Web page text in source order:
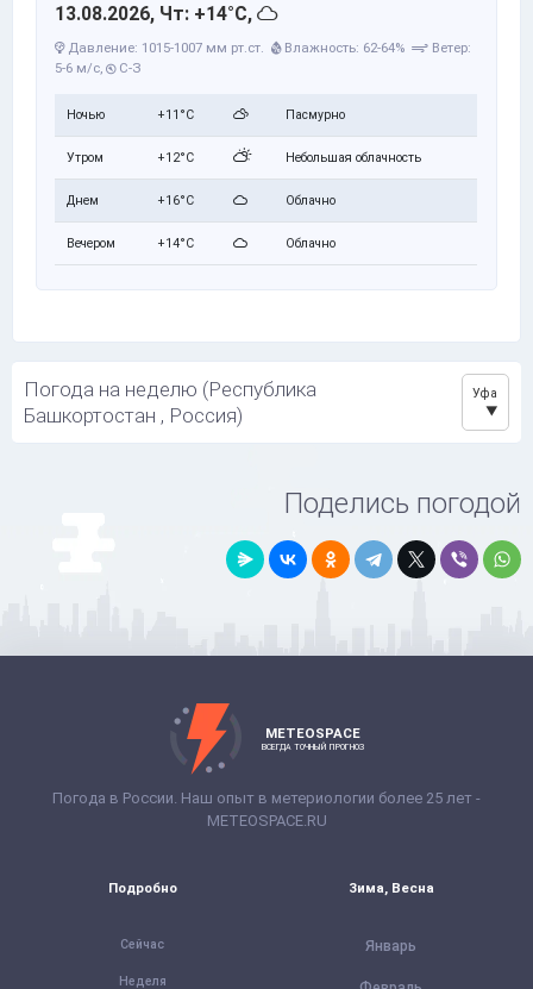
13.08.2026, Чт: +14°C,
Давление: 1015-1007 мм рт.ст. Влажность: 62-64%
Ветер:
5-6 м/с, С-З
Ночью +11°C Пасмурно
Утром +12°C Небольшая облачность
Днем +16°C Облачно
Вечером +14°C Облачно
Погода на неделю (Республика
Башкортостан , Россия)
Уфа
Поделись погодой
METEOSPACE
ВСЕГДА ТОЧНЫЙ ПРОГНОЗ
Погода в России. Наш опыт в метериологии более 25 лет -
METEOSPACE.RU
Подробно
Сейчас
Неделя
Зима, Весна
Январь